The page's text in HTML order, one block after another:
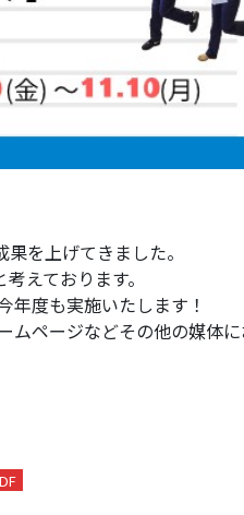
を上げてきました。
えております。
度も実施いたします！
ページなどその他の媒体に